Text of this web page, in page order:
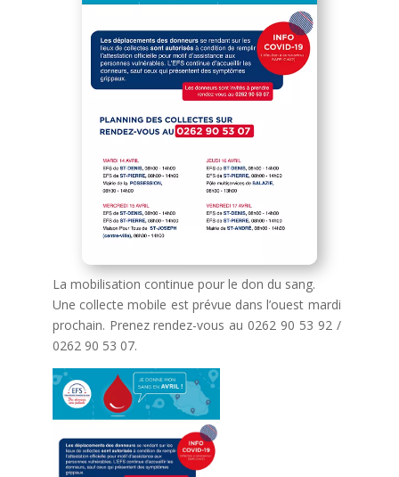
La mobilisation continue pour le don du sang.
Une collecte mobile est prévue dans l’ouest mardi
prochain. Prenez rendez-vous au 0262 90 53 92 /
0262 90 53 07.